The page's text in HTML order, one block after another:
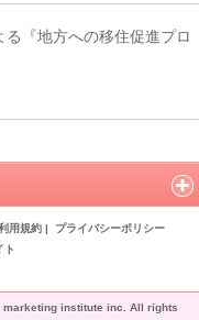
る『地方への移住促進プロ
用規約 | プライバシーポリシー
ト
institute inc. All rights